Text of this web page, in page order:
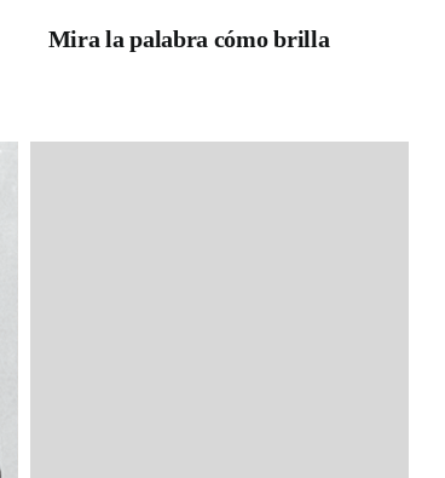
Mira la palabra cómo brilla